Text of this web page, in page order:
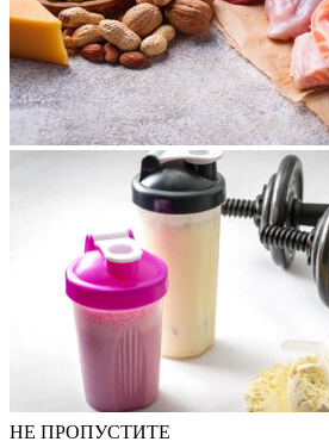
НЕ ПРОПУСТИТЕ